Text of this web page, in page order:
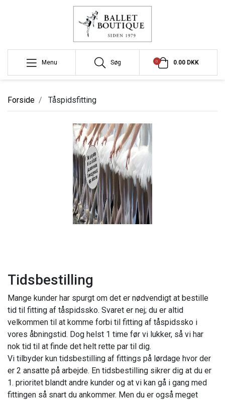
Menu Søg 0 0.00 DKK
Forside Tåspidsfitting
Tidsbestilling
Mange kunder har spurgt om det er nødvendigt at bestille
tid til fitting af tåspidssko. Svaret er nej; du er altid
velkommen til at komme forbi til fitting af tåspidssko i
vores åbningstid. Dog helst 1 time før vi lukker, så vi har
nok tid til at finde det helt rette par til dig.
Vi tilbyder kun tidsbestilling af fittings på lørdage hvor der
er 2 ansatte på arbejde. En tidsbestilling sikrer dig at du er
1. prioritet blandt andre kunder og at vi kan gå i gang med
fittingen så snart du ankommer. Men du er også meget